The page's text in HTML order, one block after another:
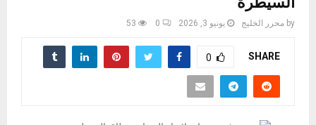
by محرر الخليج يونيو 3, 2026 0
53
SHARE
0